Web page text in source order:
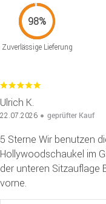
Zuverlässige Lieferung
Ulrich K.
22.07.2026 geprüfter Kauf
5 Sterne Wir benutzen
Hollywoodschaukel im
der unteren Sitzauflage
vorne.